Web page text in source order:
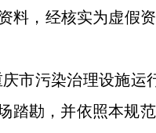
，经核实为虚假
市污染治理设施运
踏勘，并依照本规